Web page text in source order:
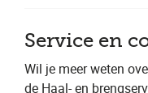
Service en
Wil je meer weten
de Haal- en